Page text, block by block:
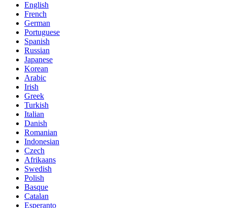
English
French
German
Portuguese
Spanish
Russian
Japanese
Korean
Arabic
Irish
Greek
Turkish
Italian
Danish
Romanian
Indonesian
Czech
Afrikaans
Swedish
Polish
Basque
Catalan
Esperanto